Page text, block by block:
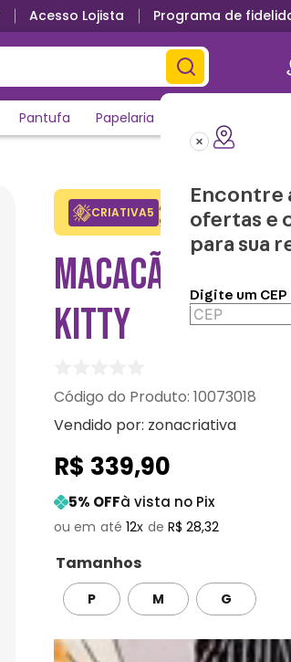
Primeira troca grátis
Acesso Lojista Programa de
Encontre
ofertas e
para sua
Digite um CEP
Pantufa Papelaria
CRIATIVA5 Adicione o cupom
ganhe desconto
MACACÃO
KITTY
:10073018
Vendido por: zonacriativa
R$ 339,90
5% OFFà vista no Pix
12 R$ 28,32
Tamanhos
P M G